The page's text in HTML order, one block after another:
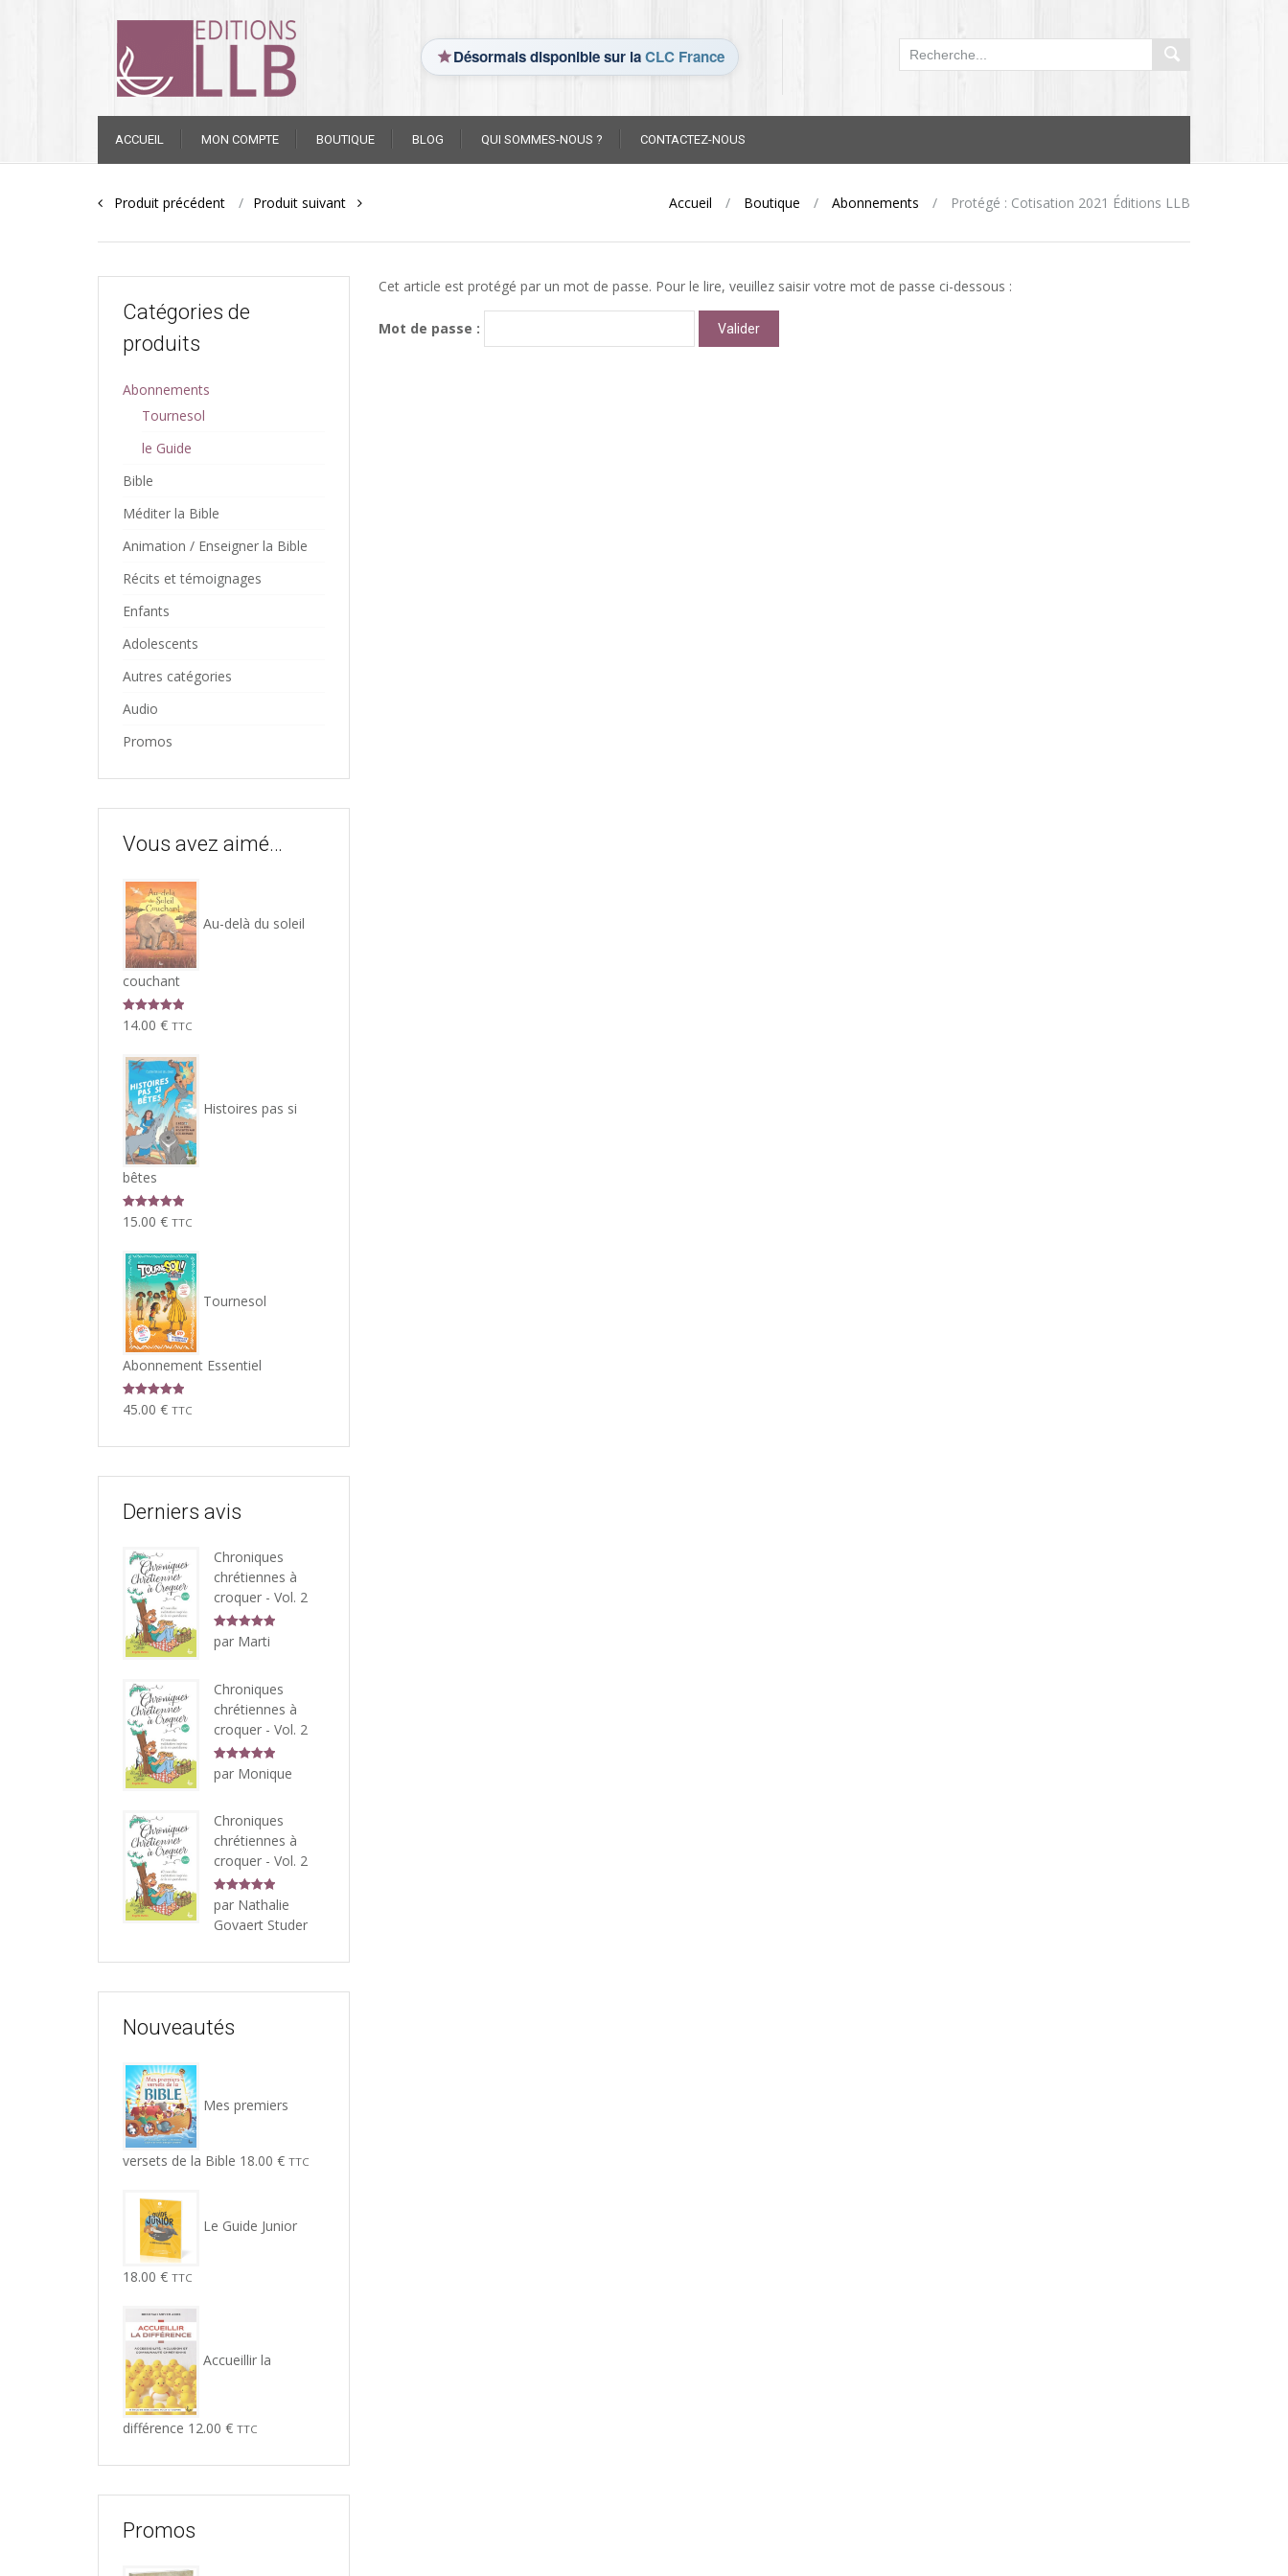
Désormais disponible sur laCLC France
content
ACCUEIL MON COMPTE BOUTIQUE BLOG QUI SOMMES-NOUS ? CONTACTEZ-NOUS
PostProduit précédent Produit suivant Accueil / Boutique / Abonnements / Protégé : Cotisation 2021 Éditions LLB
Cet article est protégé par un mot de passe. Pour le lire, veuillez saisir votre mot de passe ci-dessous :
Mot de passe :
Catégories de
produits
Abonnements
Tournesol
le Guide
Bible
Méditer la Bible
Animation / Enseigner la Bible
Récits et témoignages
Enfants
Adolescents
Autres catégories
Audio
Promos
Vous avez aimé…
Au-delà du soleil
couchant
Note 5.00
14.00 € TTC
Histoires pas si
bêtes
Note 5.00
15.00 € TTC
Tournesol
Abonnement Essentiel
Note 5.00
45.00 € TTC
Derniers avis
Chroniques
chrétiennes à
croquer - Vol. 2
5 sur
5
par Marti
Chroniques
chrétiennes à
croquer - Vol. 2
5 sur
5
par Monique
Chroniques
chrétiennes à
croquer - Vol. 2
5 sur
5
par Nathalie
Govaert Studer
Nouveautés
Mes premiers
versets de la Bible 18.00 € TTC
Le Guide Junior
18.00 € TTC
Accueillir la
différence 12.00 € TTC
Promos